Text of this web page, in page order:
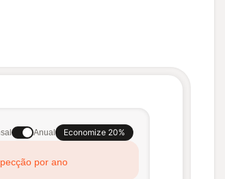
Anual Economize 20%
por ano